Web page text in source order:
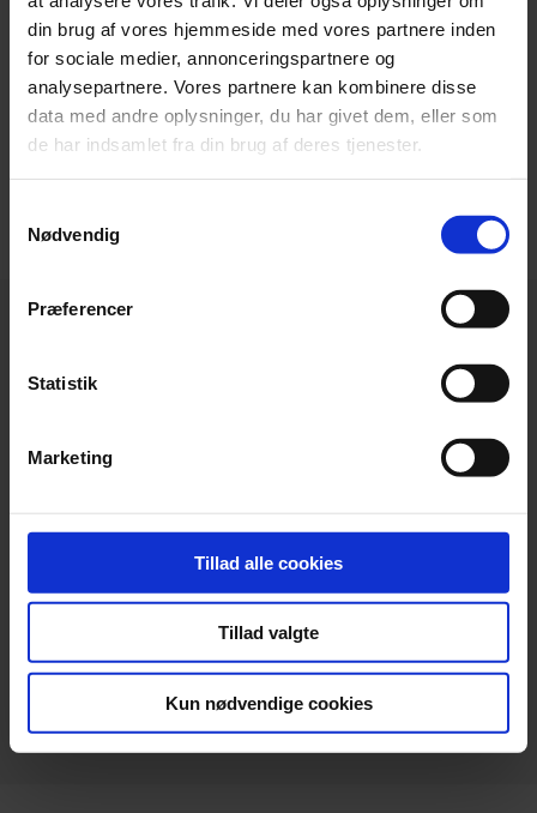
din brug af vores hjemmeside med vores partnere inden
for sociale medier, annonceringspartnere og
analysepartnere. Vores partnere kan kombinere disse
data med andre oplysninger, du har givet dem, eller som
de har indsamlet fra din brug af deres tjenester.
Nødvendig
Præferencer
Statistik
Marketing
Tillad alle cookies
Tillad valgte
Kun nødvendige cookies
Revisor Aalborg
Telefon:+45 98 18 72 00
Email:aalborg@beierholm.dk
Langagervej 1
DK-9220 Aalborg Ø
DK-9220 Aalborg Ø
Telefax:+45 96 34 79 30
info@beierholm.dk